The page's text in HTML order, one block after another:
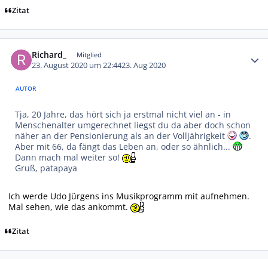
Zitat
Richard_ Mitglied
23. August 2020 um 22:4423. Aug 2020
AUTOR
Tja, 20 Jahre, das hört sich ja erstmal nicht viel an - in
Menschenalter umgerechnet liegst du da aber doch schon
näher an der Pensionierung als an der Volljährigkeit
.
Aber mit 66, da fängt das Leben an, oder so ähnlich...
Dann mach mal weiter so!
Gruß, patapaya
Ich werde Udo Jürgens ins Musikprogramm mit aufnehmen.
Mal sehen, wie das ankommt.
Zitat